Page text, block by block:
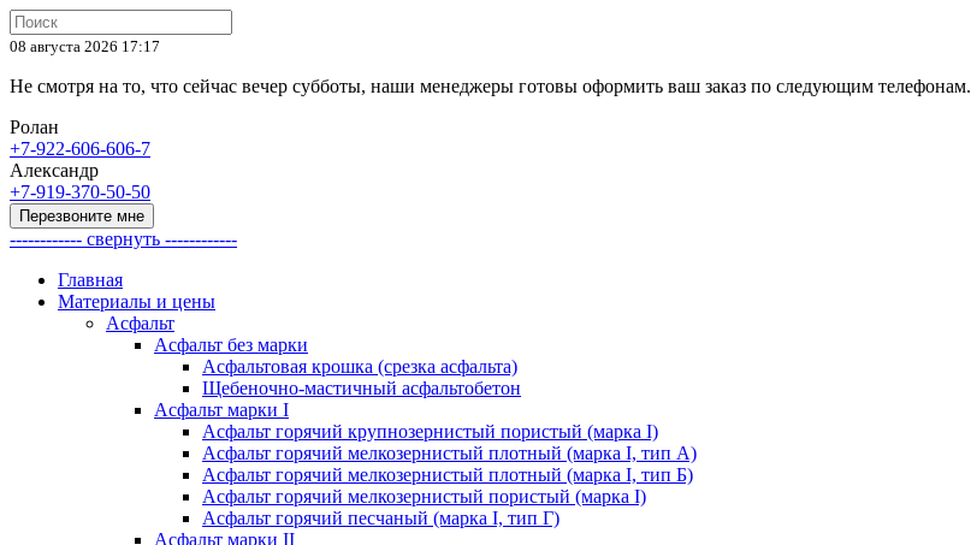
08 августа 2026 17:17
Не смотря на то, что сейчас вечер субботы, наши менеджеры готовы оформить ваш заказ по следующим телефонам.
Ролан
+7-922-606-606-7
Александр
+7-919-370-50-50
Перезвоните мне
------------ свернуть ------------
Главная
Материалы и цены
Асфальт
Асфальт без марки
Асфальтовая крошка (срезка асфальта)
Щебеночно-мастичный асфальтобетон
Асфальт марки I
Асфальт горячий крупнозернистый пористый (марка I)
Асфальт горячий мелкозернистый плотный (марка I, тип А)
Асфальт горячий мелкозернистый плотный (марка I, тип Б)
Асфальт горячий мелкозернистый пористый (марка I)
Асфальт горячий песчаный (марка I, тип Г)
Асфальт марки II